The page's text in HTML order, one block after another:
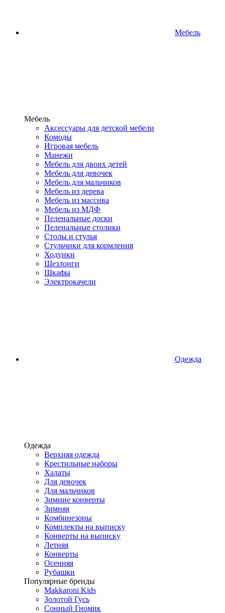
Мебель
Мебель
Аксессуары для детской мебели
Комоды
Игровая мебель
Манежи
Мебель для двоих детей
Мебель для девочек
Мебель для мальчиков
Мебель из дерева
Мебель из массива
Мебель из МДФ
Пеленальные доски
Пеленальные столики
Столы и стулья
Стульчики для кормления
Ходунки
Шезлонги
Шкафы
Электрокачели
Одежда
Одежда
Верхняя одежда
Крестильные наборы
Халаты
Для девочек
Для мальчиков
Зимние конверты
Зимняя
Комбинезоны
Комплекты на выписку
Конверты на выписку
Летняя
Конверты
Осенняя
Рубашки
Популярные бренды
Makkaroni Kids
Золотой Гусь
Сонный Гномик